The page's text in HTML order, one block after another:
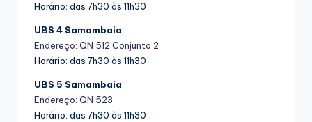
Horário: das 7h30 às 11h30
UBS 4 Samambaia
Endereço: QN 512 Conjunto 2
Horário: das 7h30 às 11h30
UBS 5 Samambaia
Endereço: QN 523
Horário: das 7h30 às 11h30